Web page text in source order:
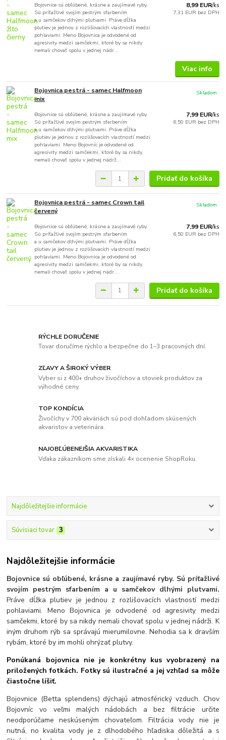
Bojovnice sú obľúbené, krásne a zaujímavé ryby.
Sú príťažlivé svojím pestrým sfarbením
a u samčekov dlhými plutvami. Práve dĺžka
plutiev je jednou z rozlišovacích vlastností medzi
pohlaviami. Meno Bojovnica je odvodené od
agresivity medzi samčekmi, ktoré by sa nikdy
nemali chovať spolu v jednej nádr...
8,99 EUR/ks
7,31 EUR bez DPH
Viac info
Bojovnica pestrá - samec Halfmoon
mix
Bojovnice sú obľúbené, krásne a zaujímavé ryby.
Sú príťažlivé svojím pestrým sfarbením
a u samčekov dlhými plutvami. Práve dĺžka
plutiev je jednou z rozlišovacích vlastností medzi
pohlaviami. Meno Bojovníc je odvodené od
agresivity medzi samčekmi, ktoré by sa nikdy
nemali chovať spolu v jednej nádrž...
7,99 EUR/ks
6,50 EUR bez DPH
Skladom
Pridať do košíka
Bojovnica pestrá - samec Crown tail
červený
Bojovnice sú obľúbené, krásne a zaujímavé ryby.
Sú príťažlivé svojím pestrým sfarbením
a u samčekov dlhými plutvami. Práve dĺžka
plutiev je jednou z rozlišovacích vlastností medzi
pohlaviami. Meno Bojovnica je odvodené od
agresivity medzi samčekmi, ktoré by sa nikdy
nemali chovať spolu v jednej nádr...
7,99 EUR/ks
6,50 EUR bez DPH
Skladom
Pridať do košíka
RÝCHLE DORUČENIE
Tovar doručíme rýchlo a bezpečne do 1–3 pracovných dní.
ZĽAVY A ŠIROKÝ VÝBER
Vyber si z 400+ druhov živočíchov a stoviek produktov za
výhodné ceny.
TOP KONDÍCIA
Živočíchy v 700 akváriách sú pod dohľadom skúsených
akvaristov a veterinára.
NAJOBĽÚBENEJŠIA AKVARISTIKA
Vďaka zákazníkom sme získali 4× ocenenie ShopRoku.
Najdôležitejšie informácie
Súvisiaci tovar 3
Najdôležitejšie informácie
Bojovnice sú obľúbené, krásne a zaujímavé ryby. Sú príťažlivé
svojím pestrým sfarbením a u samčekov dlhými plutvami.
Práve dĺžka plutiev je jednou z rozlišovacích vlastností medzi
pohlaviami. Meno Bojovnica je odvodené od agresivity medzi
samčekmi, ktoré by sa nikdy nemali chovať spolu v jednej nádrži. K
iným druhom rýb sa správajú mierumilovne. Nehodia sa k dravším
rybám, ktoré by im mohli ohrýzať plutvy.
Ponúkaná bojovnica nie je konkrétny kus vyobrazený na
priložených fotkách. Fotky sú ilustračné a jej vzhľad sa môže
čiastočne líšiť.
Bojovnice (Betta splendens) dýchajú atmosférický vzduch. Chov
Bojovníc vo veľmi malých nádobách a bez filtrácie určite
neodporúčame neskúseným chovateľom. Filtrácia vody nie je
nutná, no kvalita vody je z dlhodobého hľadiska dôležitá a s